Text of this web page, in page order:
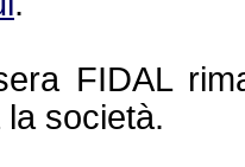
FIDAL
società.